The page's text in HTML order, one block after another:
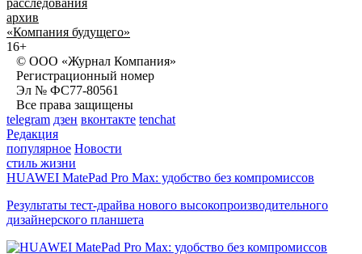
расследования
архив
«Компания будущего»
16+
© ООО «Журнал Компания»
Регистрационный номер
Эл № ФС77-80561
Все права защищены
telegram дзен вконтакте tenchat
Редакция
популярное Новости
стиль жизни
HUAWEI MatePad Pro Max: удобство без компромиссов
Результаты тест-драйва нового высокопроизводительного
дизайнерского планшета